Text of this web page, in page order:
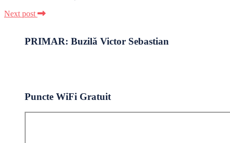
Next post
PRIMAR: Buzilă Victor Sebastian
Puncte WiFi Gratuit